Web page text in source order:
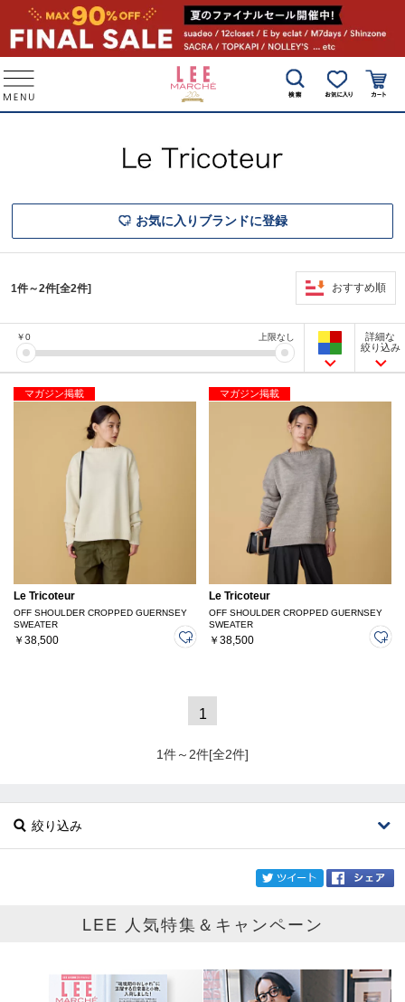
お気に入りブランドに登録
1件～2件[全2件] おすすめ順
￥0 上限なし
詳細な
絞り込み
マガジン掲載
Le Tricoteur
OFF SHOULDER CROPPED GUERNSEY
SWEATER
￥38,500
マガジン掲載
Le Tricoteur
OFF SHOULDER CROPPED GUERNSEY
SWEATER
￥38,500
1
1件～2件[全2件]
絞り込み
カテゴリ
LEE 人気特集＆キャンペーン